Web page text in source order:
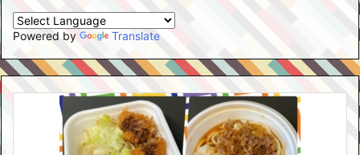
Powered by Translate